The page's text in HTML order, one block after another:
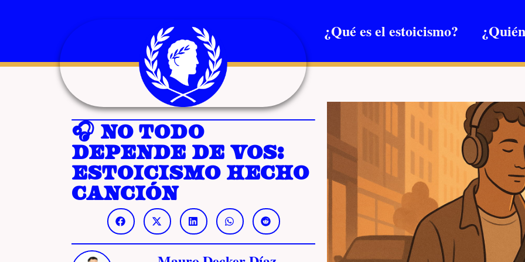
¿Qué es el estoicismo?
🎧 No Todo
Depende de Vos:
Estoicismo Hecho
Canción